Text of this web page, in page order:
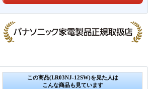
この商品(LR03NJ-12SW)を見た人は
こんな商品も見ています